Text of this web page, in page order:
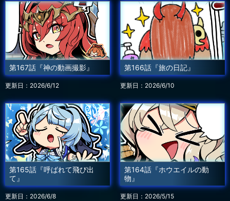
第167話『神の動画撮影』
更新日：2026/6/12
第166話『旅の日記』
更新日：2026/6/10
第165話『呼ばれて飛び出
て』
更新日：2026/6/8
第164話『ホウエイルの動
物』
更新日：2026/5/15